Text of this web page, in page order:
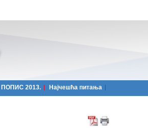
ПОПИС 2013. Најчешћa питања